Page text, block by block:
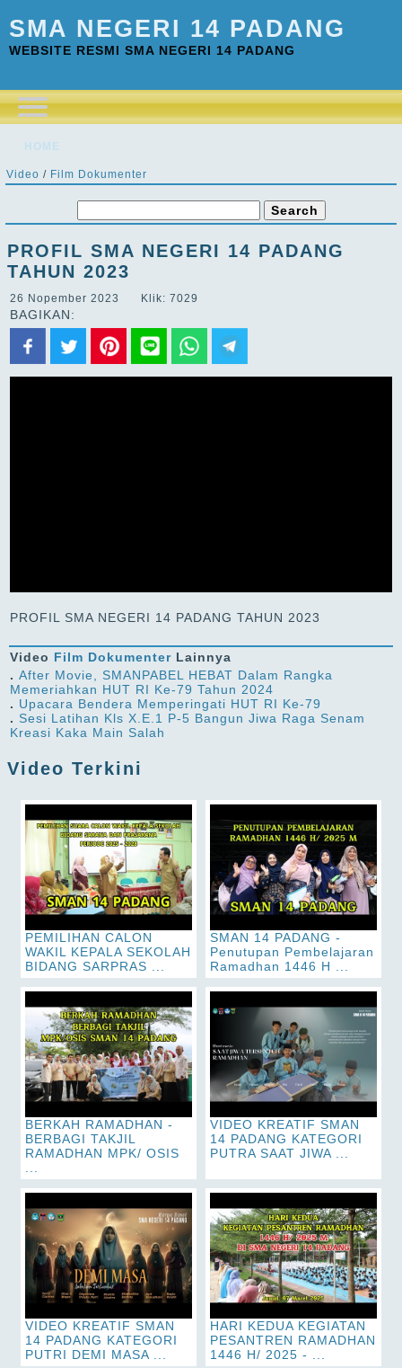
SMA NEGERI 14 PADANG
WEBSITE RESMI SMA NEGERI 14 PADANG
HOME
Video / Film Dokumenter
PROFIL SMA NEGERI 14 PADANG
TAHUN 2023
26 Nopember 2023 Klik: 7029
BAGIKAN:
PROFIL SMA NEGERI 14 PADANG TAHUN 2023
Video Film Dokumenter Lainnya
. After Movie, SMANPABEL HEBAT Dalam Rangka
Memeriahkan HUT RI Ke-79 Tahun 2024
. Upacara Bendera Memperingati HUT RI Ke-79
. Sesi Latihan Kls X.E.1 P-5 Bangun Jiwa Raga Senam
Kreasi Kaka Main Salah
Video Terkini
PEMILIHAN CALON
WAKIL KEPALA SEKOLAH
BIDANG SARPRAS ...
SMAN 14 PADANG -
Penutupan Pembelajaran
Ramadhan 1446 H ...
BERKAH RAMADHAN -
BERBAGI TAKJIL
RAMADHAN MPK/ OSIS
VIDEO KREATIF SMAN
14 PADANG KATEGORI
PUTRA SAAT JIWA ...
VIDEO KREATIF SMAN
14 PADANG KATEGORI
PUTRI DEMI MASA ...
HARI KEDUA KEGIATAN
PESANTREN RAMADHAN
1446 H/ 2025 - ...